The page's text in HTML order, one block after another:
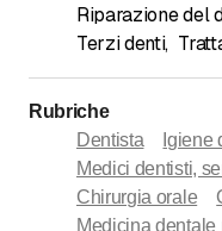
Riparazione del
Terzi denti,
Rubriche
Dentista
Igiene
Medici dentisti,
Chirurgia orale
Medicina dentale